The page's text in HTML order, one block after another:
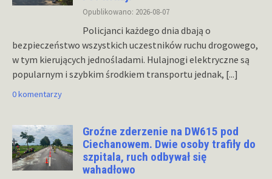
Opublikowano: 2026-08-07
Policjanci każdego dnia dbają o
bezpieczeństwo wszystkich uczestników ruchu drogowego,
w tym kierujących jednośladami. Hulajnogi elektryczne są
popularnym i szybkim środkiem transportu jednak, [...]
0 komentarzy
Groźne zderzenie na DW615 pod
Ciechanowem. Dwie osoby trafiły do
szpitala, ruch odbywał się
wahadłowo